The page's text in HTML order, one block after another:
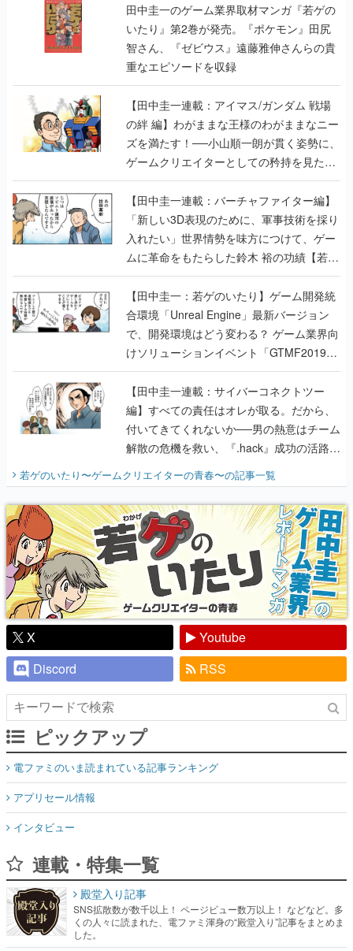
田中圭一のゲーム業界取材マンガ『若ゲの
いたり』第2巻が発売。『ポケモン』田尻
智さん、『ゼビウス』遠藤雅伸さんらの貴
重なエピソードを収録
【田中圭一連載：アイマス/ガンダム 戦場
の絆 編】わがままな王様のわがままなニー
ズを満たす！──小山順一朗が貫く姿勢に、
ゲームクリエイターとしての矜持を見た
【若ゲのいたり最終回】
【田中圭一連載：バーチャファイター編】
「新しい3D表現のために、軍事技術を採り
入れたい」世界情勢を味方につけて、ゲー
ムに革命をもたらした鈴木 裕の功績【若ゲ
のいたり】
【田中圭一：若ゲのいたり】ゲーム開発統
合環境「Unreal Engine」最新バージョン
で、開発環境はどう変わる？ ゲーム業界向
けソリューションイベント「GTMF2019」
に行って、より理解を深めよう【PR】
【田中圭一連載：サイバーコネクトツー
編】すべての責任はオレが取る。だから、
付いてきてくれないか──男の熱意はチーム
解散の危機を救い、『.hack』成功の活路を
『少年ジャンプ』色だった【若ゲのいた
り】
若ゲのいたり〜ゲームクリエイターの青春〜の記事一覧
X
Youtube
Discord
RSS
ピックアップ
電ファミのいま読まれている記事ランキング
アプリセール情報
インタビュー
連載・特集一覧
殿堂入り記事
SNS拡散数が数千以上！ ページビュー数万以上！ などなど。多
くの人々に読まれた、電ファミ渾身の“殿堂入り”記事をまとめま
した。